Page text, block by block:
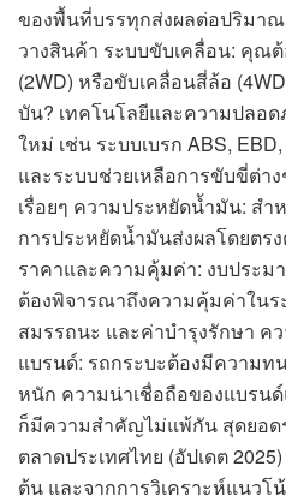
ของพื้นที่บรรทุกส่งผลต่อปริมา
วางสินค้า ระบบขับเคลื่อน: คุณ
(2WD) หรือขับเคลื่อนสี่ล้อ
บัน? เทคโนโลยีและความปลอ
ใหม่ เช่น ระบบเบรก ABS,
และระบบช่วยเหลือการขับขี่ต่
เรื่อยๆ ความประหยัดน้ำมัน: ส
การประหยัดน้ำมันส่งผลโดยตร
ราคาและความคุ้มค่า: งบประ
ต้องพิจารณาถึงความคุ้มค่าในร
สมรรถนะ และค่าบำรุงรักษา ค
แบรนด์: รถกระบะต้องมีความท
หนัก ความน่าเชื่อถือของแบรน
ก็มีความสำคัญไม่แพ้กัน สุดยอด
ตลาดประเทศไทย (อัปเดต
ต้น และจากการวิเคราะห์แนวโ